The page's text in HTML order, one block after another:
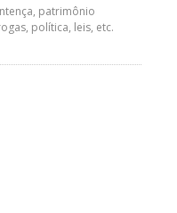
patrimônio
política, leis, etc.